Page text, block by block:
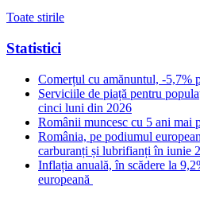
Toate stirile
Statistici
Comerțul cu amănuntul, -5,7%
Serviciile de piață pentru
cinci luni din 2026
Românii muncesc cu 5 ani mai
România, pe podiumul
carburanți și lubrifianți în iunie
Inflația anuală, în scădere la
europeană